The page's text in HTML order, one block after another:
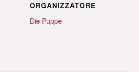
ORGANIZZATORE
Die Puppe